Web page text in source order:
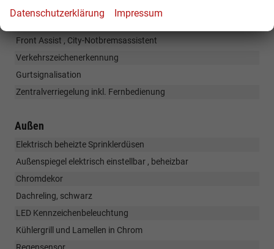
Front Assist , City-Notbremsassistent
Verkehrszeichenerkennung
Gurtsignalisation
Zentralverriegelung inkl. Fernbedienung
Außen
Elektrisch beheizte Sprinklerdüsen
Außenspiegel elektrisch einstellbar , beheizbar
Chromdekor
Dachreling, schwarz
LED Kennzeichenbeleuchtung
Kühlergrill und Lamellen in Chrom
Datenschutzerklärung Impressum